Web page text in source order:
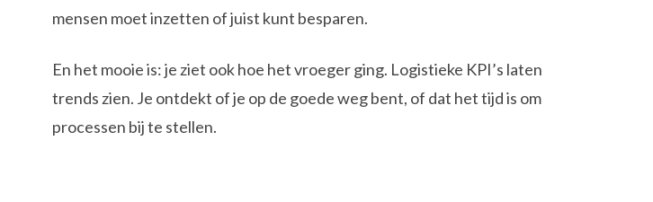
mensen moet inzetten of juist kunt besparen.
En het mooie is: je ziet ook hoe het vroeger ging. Logistieke KPI’s laten
trends zien. Je ontdekt of je op de goede weg bent, of dat het tijd is om
processen bij te stellen.